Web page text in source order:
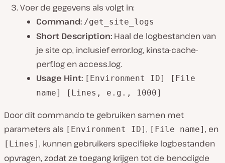
Voer de gegevens als volgt in:
Command: /get_site_logs
Short Description: Haal de logbestanden van
je site op, inclusief error.log, kinsta-cache-
perf.log en access.log.
Usage Hint: [Environment ID] [File
name] [Lines, e.g., 1000]
Door dit commando te gebruiken samen met
parameters als [Environment ID] , [File name] , en
[Lines] , kunnen gebruikers specifieke logbestanden
opvragen, zodat ze toegang krijgen tot de benodigde